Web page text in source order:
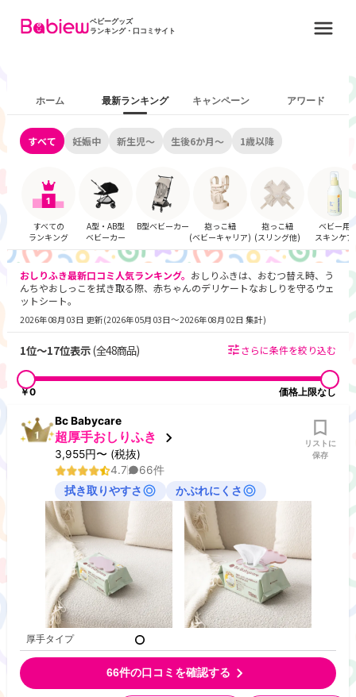
ベビーグッズ
ランキング・口コミサイト
ホーム 最新ランキング キャンペーン アワード
すべて 妊娠中 新生児～ 生後6か月～ 1歳以降
すべての
ランキング
A型・AB型
ベビーカー
B型ベビーカー
抱っこ紐
(ベビーキャリア)
抱っこ紐
(スリング他)
ベビー用
スキンケア
おしりふき最新口コミ人気ランキング。 おしりふきは、おむつ替え時、う
んちやおしっこを拭き取る際、赤ちゃんのデリケートなおしりを守るウェ
ットシート。
2026年08月03日 更新(2026年05月03日〜2026年08月02日 集計)
1位～17位表示(全48商品) さらに条件を絞り込む
￥0 価格上限なし
Bc Babycare
超厚手おしりふき
3,955円〜 (税抜)
リストに
保存
4.7 66件
拭き取りやすさ
かぶれにくさ
厚手タイプ
66件の口コミを確認する